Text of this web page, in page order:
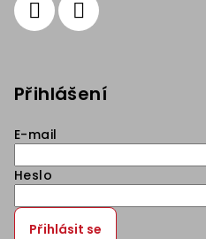
Přihlášení
E-mail
Heslo
Přihlásit se